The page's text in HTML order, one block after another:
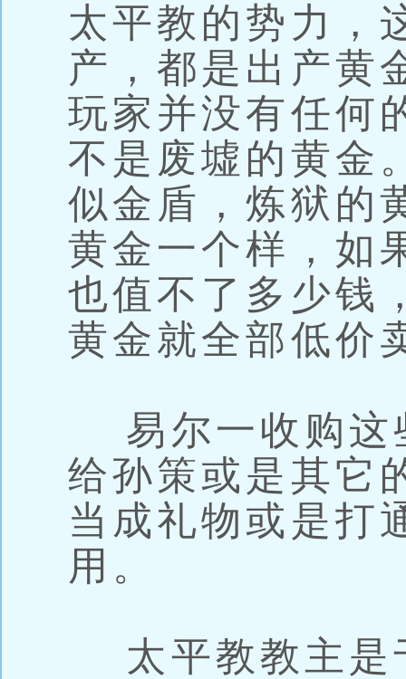
太平教的势力，
产，都是出产黄
玩家并没有任何
不是废墟的黄金
似金盾，炼狱的
黄金一个样，如
也值不了多少钱
黄金就全部低价
易尔一收购这
给孙策或是其它
当成礼物或是打
用。
太平教教主是